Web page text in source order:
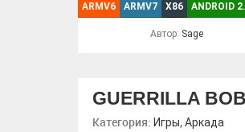
ARMV6 ARMV7 X86 ANDROID
Автор: Sage
GUERRILLA BOB
Категория: Игры,Аркада